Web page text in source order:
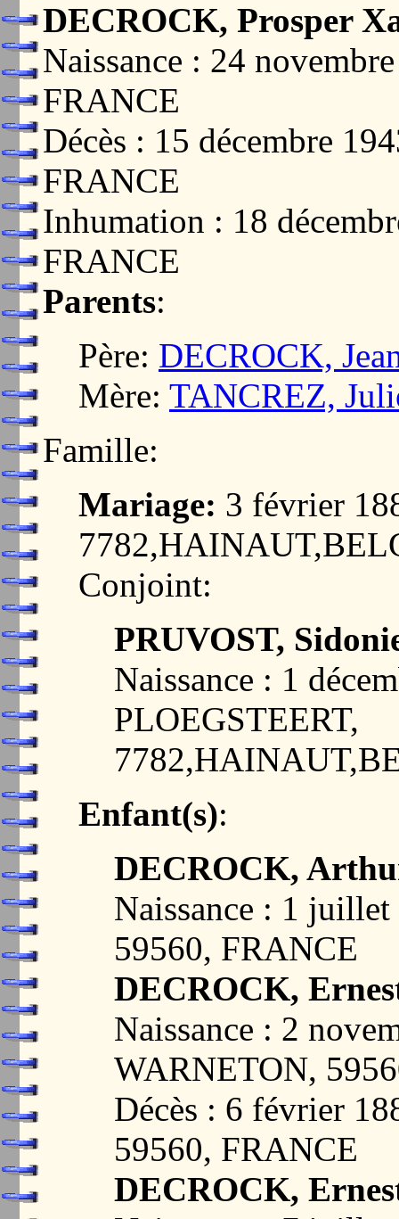
DECROCK, Prosper
Naissance : 24
FRANCE
Décès : 15 décembre
FRANCE
Inhumation : 18
FRANCE
Parents:
Père: DECROCK,
Mère: TANCREZ,
Famille:
Mariage: 3 février
Conjoint:
PRUVOST,
Naissance : 1
PLOEGSTEERT,
Enfant(s):
DECROCK,
Naissance : 1
59560, FRANCE
DECROCK,
Naissance : 2
WARNETON,
Décès : 6 février
59560, FRANCE
DECROCK,